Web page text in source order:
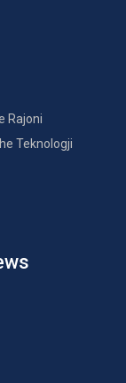
Rajoni
Teknologji